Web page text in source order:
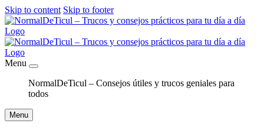
Skip to content Skip to footer
Menu
NormalDeTicul – Consejos útiles y trucos geniales para
todos
Menu